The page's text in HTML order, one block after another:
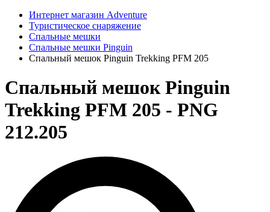
Интернет магазин Adventure
Туристическое снаряжение
Спальные мешки
Спальные мешки Pinguin
Спальный мешок Pinguin Trekking PFM 205
Спальный мешок Pinguin
Trekking PFM 205 - PNG
212.205